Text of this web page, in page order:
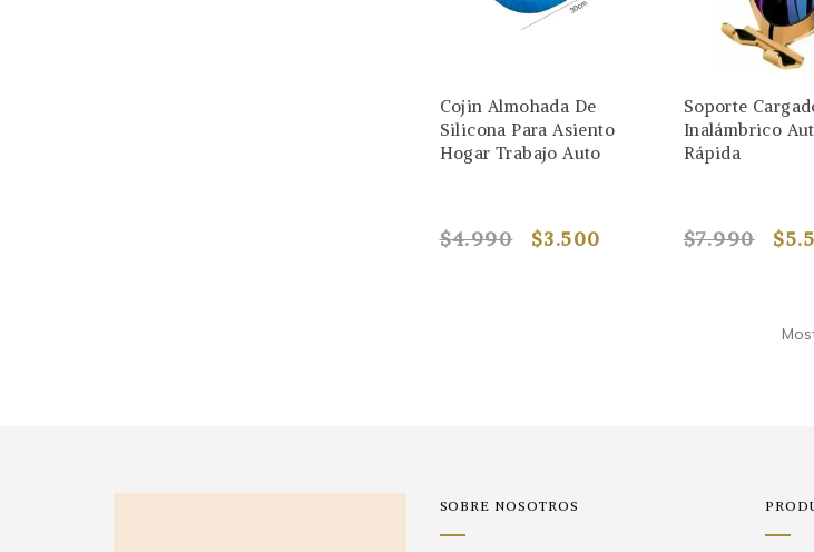
Cojin Almohada De
Silicona Para Asiento
Hogar Trabajo Auto
$4.990 $3.500
Soporte
Inalámbrico
Rápida
$7.990
SOBRE NOSOTROS